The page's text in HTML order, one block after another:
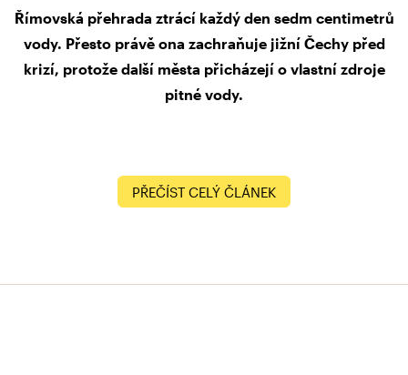
Římovská přehrada ztrácí každý den sedm centimetrů
vody. Přesto právě ona zachraňuje jižní Čechy před
krizí, protože další města přicházejí o vlastní zdroje
pitné vody.
PŘEČÍST CELÝ ČLÁNEK